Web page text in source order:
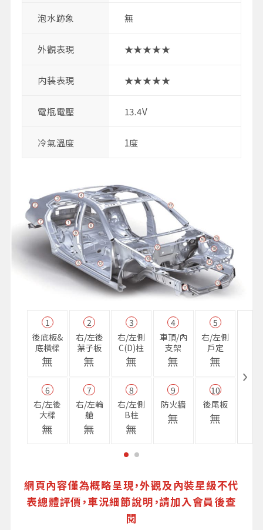
泡水跡象 無
外觀表現 ★★★★★
内装表現 ★★★★★
電瓶電壓 13.4V
冷氣溫度 1度
1
後底板&
底橫樑
無
2
右/左後
葉子板
無
3
右/左側
C(D)柱
無
4
車頂/內
支架
無
5
右/左側
戶定
無
6
右/左後
大樑
無
7
右/左輪
艙
無
8
右/左側
B柱
無
9
防火牆
無
10
後尾板
無
網頁內容僅為概略呈現，外觀及內裝星級不代
表總體評價，車況細節說明，請加入會員後查
閱